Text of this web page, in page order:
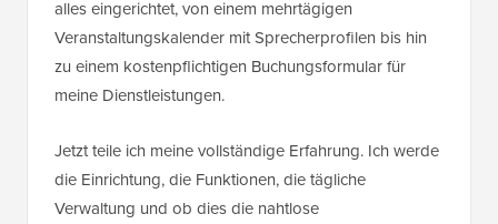
alles eingerichtet, von einem mehrtägigen
Veranstaltungskalender mit Sprecherprofilen bis hin
zu einem kostenpflichtigen Buchungsformular für
meine Dienstleistungen.
Jetzt teile ich meine vollständige Erfahrung. Ich werde
die Einrichtung, die Funktionen, die tägliche
Verwaltung und ob dies die nahtlose